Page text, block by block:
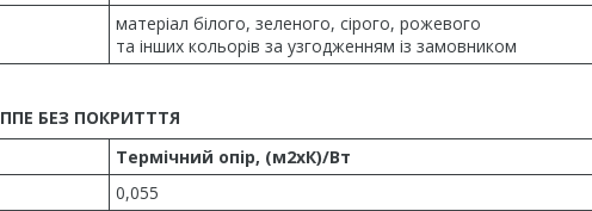
матеріал білого, зеленого, сірого, рожевого
та інших кольорів за узгодженням із замовником
БЕЗ ПОКРИТТТЯ
Термічний опір, (м2хК)/Вт
0,055